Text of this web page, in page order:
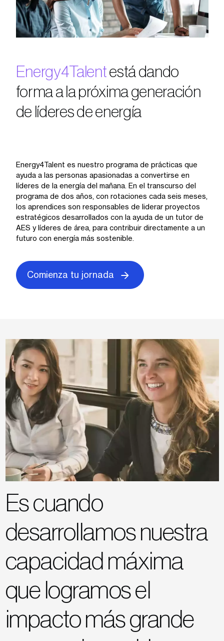
Energy4Talentestá dando
forma a la próxima generación
de líderes de energía
Energy4Talent es nuestro programa de prácticas que
ayuda a las personas apasionadas a convertirse en
líderes de la energía del mañana. En el transcurso del
programa de dos años, con rotaciones cada seis meses,
los aprendices son responsables de liderar proyectos
estratégicos desarrollados con la ayuda de un tutor de
AES y líderes de área, para contribuir directamente a un
futuro con energía más sostenible.
Comienza tu jornada
Es cuando
desarrollamos nuestra
capacidad máxima
que logramos el
impacto más grande